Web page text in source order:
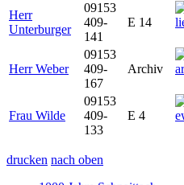
Herr
Unterburger
09153
409-
141
E 14
Herr Weber
09153
409-
167
Archiv
Frau Wilde
09153
409-
133
E 4
drucken nach oben